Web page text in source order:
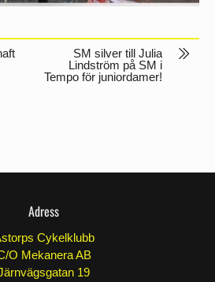
SM silver till Julia
Lindström på SM i
Tempo för juniordamer!
Adress
Cykelklubb
O Mekanera AB
19